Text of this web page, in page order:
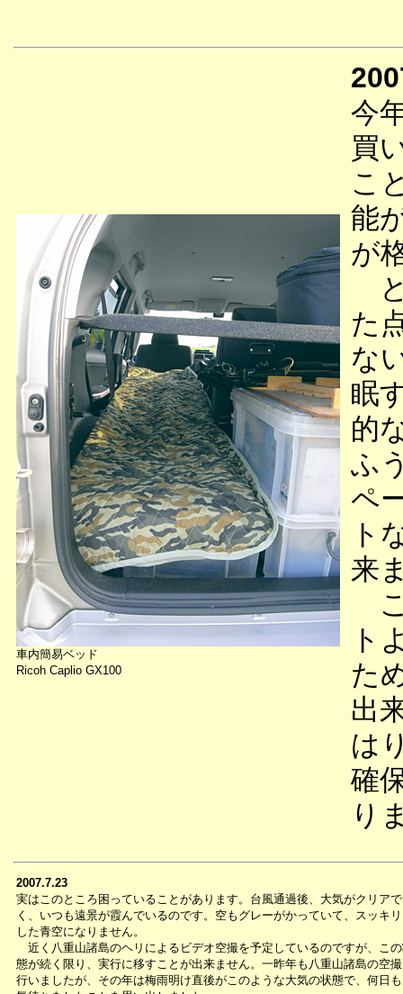
車内簡易ベッド
Ricoh Caplio GX100
今
買
こ
能
が
た
な
眠
的
ふ
ペ
ト
来
ト
た
出
は
確
り
2007.7.23
実はこのところ困っていることがあります。台風通過後、大気がクリア
く、いつも遠景が霞んでいるのです。空もグレーがかっていて、スッキ
した青空になりません。
近く八重山諸島のヘリによるビデオ空撮を予定しているのですが、こ
態が続く限り、実行に移すことが出来ません。一昨年も八重山諸島の空
行いましたが、その年は梅雨明け直後がこのような大気の状態で、何日